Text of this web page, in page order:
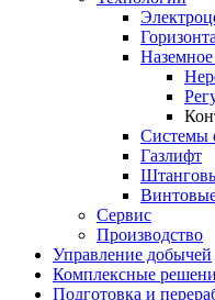
Наземное
Системы
Газлифт
Сервис
Производство
Управление добычей
Комплексные
Подготовка и